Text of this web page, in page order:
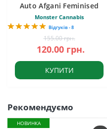
Auto Afgani Feminised
Monster Cannabis
Відгуків - 8
155.00 грн.
120.00 грн.
КУПИТИ
Рекомендуємо
НОВИНКА